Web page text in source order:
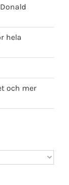
hela
och mer